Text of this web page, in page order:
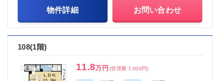
物件詳細 お問い合わせ
108(1階)
11.8万円 (管理費 7,000円)